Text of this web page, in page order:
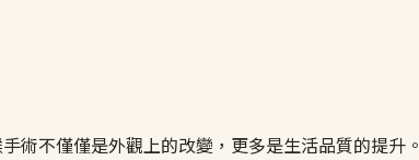
術不僅僅是外觀上的改變，更多是生活品質的提升。